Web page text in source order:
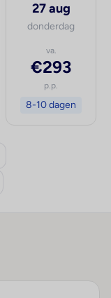
27 aug
donderdag
va.
€293
p.p.
8-10 dagen